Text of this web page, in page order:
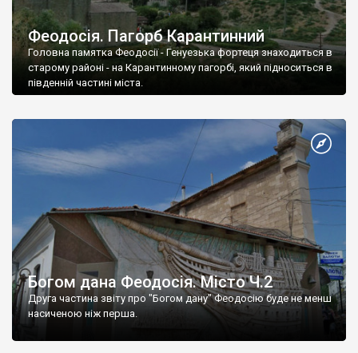
Феодосія. Пагорб Карантинний
Головна памятка Феодосії - Генуезька фортеця знаходиться в
старому районі - на Карантинному пагорбі, який підноситься в
південній частині міста.
Богом дана Феодосія. Місто Ч.2
Друга частина звіту про "Богом дану" Феодосію буде не менш
насиченою ніж перша.